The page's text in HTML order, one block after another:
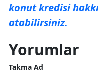
konut kredisi
atabilirsiniz.
Yorumlar
Takma Ad